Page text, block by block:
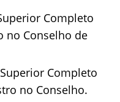
Completo
no Conselho de
Completo
no Conselho.